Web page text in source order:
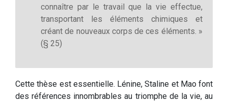
connaître par le travail que la vie effectue,
transportant les éléments chimiques et
créant de nouveaux corps de ces éléments. »
(§ 25)
Cette thèse est essentielle. Lénine, Staline et Mao font
des références innombrables au triomphe de la vie, au